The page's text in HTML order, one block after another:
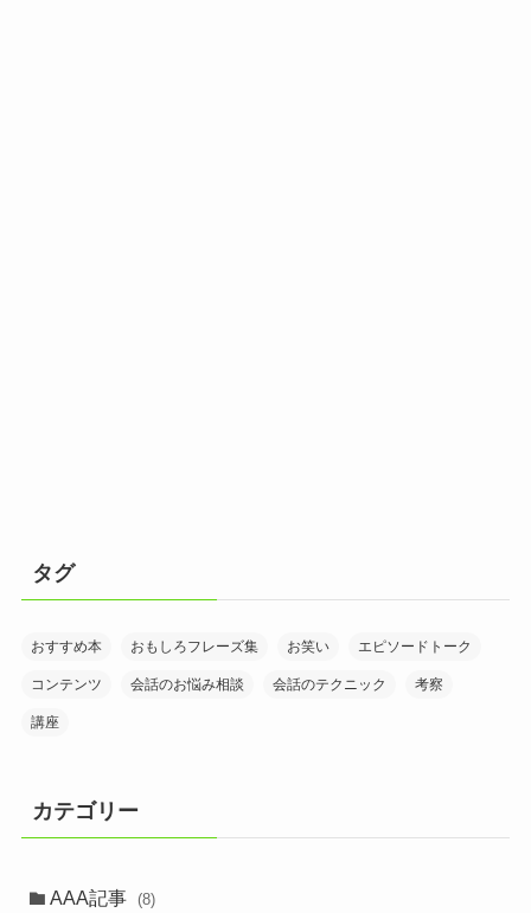
タグ
おすすめ本 おもしろフレーズ集 お笑い エピソードトーク
コンテンツ 会話のお悩み相談 会話のテクニック 考察
講座
カテゴリー
AAA記事 (8)